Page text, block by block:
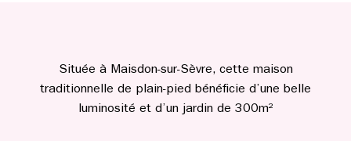
Située à Maisdon-sur-Sèvre, cette maison
traditionnelle de plain-pied bénéficie d’une belle
luminosité et d’un jardin de 300m²